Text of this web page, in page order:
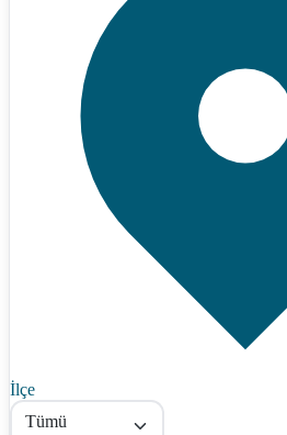
İlçe
Tümü